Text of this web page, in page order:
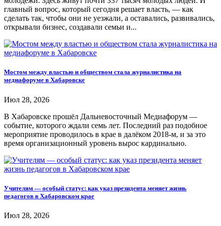
главный вопрос, который сегодня решает власть, — как
сделать так, чтобы они не уезжали, а оставались, развивались,
открывали бизнес, создавали семьи и...
Мостом между властью и обществом стала журналистика на
медиафоруме в Хабаровске
Июл 28, 2026
В Хабаровске прошёл Дальневосточный Медиафорум —
событие, которого ждали семь лет. Последний раз подобное
мероприятие проводилось в крае в далёком 2018-м, и за это
время организационный уровень вырос кардинально.
Учителям — особый статус: как указ президента меняет жизнь
педагогов в Хабаровском крае
Июл 28, 2026